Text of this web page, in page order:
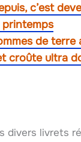
c’est
printemps
de terre
croûte ultra
divers livrets